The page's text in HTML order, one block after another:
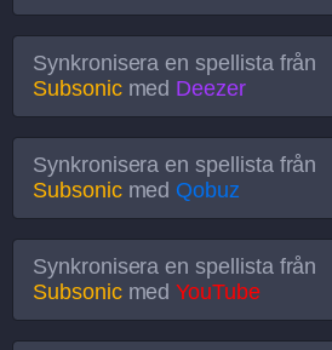
Synkronisera en spellista från
Subsonicmed Deezer
Synkronisera en spellista från
Subsonicmed Qobuz
Synkronisera en spellista från
SubsonicmedYouTube